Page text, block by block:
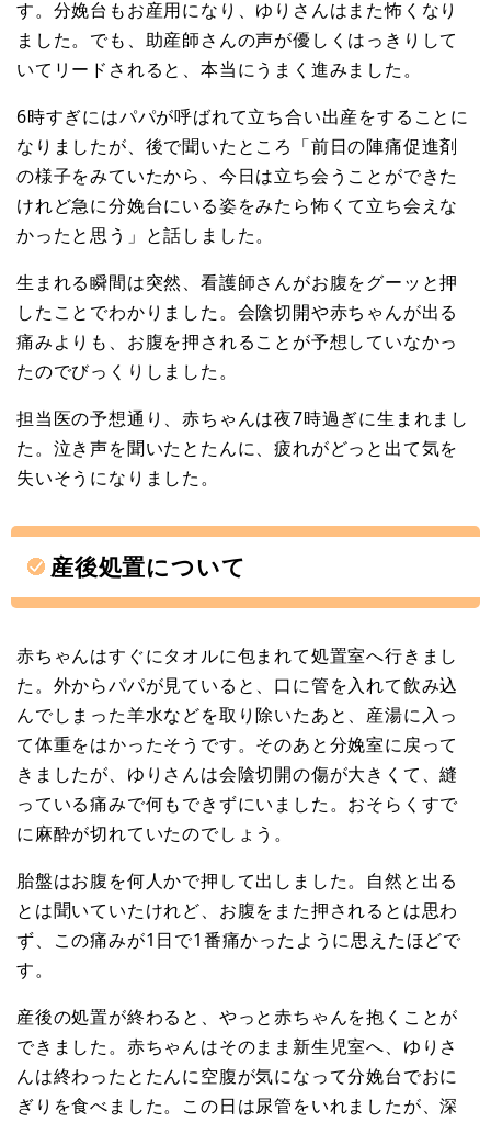
す。分娩台もお産用になり、ゆりさんはまた怖くなり
ました。でも、助産師さんの声が優しくはっきりして
いてリードされると、本当にうまく進みました。
6時すぎにはパパが呼ばれて立ち合い出産をすることに
なりましたが、後で聞いたところ「前日の陣痛促進剤
の様子をみていたから、今日は立ち会うことができた
けれど急に分娩台にいる姿をみたら怖くて立ち会えな
かったと思う」と話しました。
生まれる瞬間は突然、看護師さんがお腹をグーッと押
したことでわかりました。会陰切開や赤ちゃんが出る
痛みよりも、お腹を押されることが予想していなかっ
たのでびっくりしました。
担当医の予想通り、赤ちゃんは夜7時過ぎに生まれまし
た。泣き声を聞いたとたんに、疲れがどっと出て気を
失いそうになりました。
産後処置について
赤ちゃんはすぐにタオルに包まれて処置室へ行きまし
た。外からパパが見ていると、口に管を入れて飲み込
んでしまった羊水などを取り除いたあと、産湯に入っ
て体重をはかったそうです。そのあと分娩室に戻って
きましたが、ゆりさんは会陰切開の傷が大きくて、縫
っている痛みで何もできずにいました。おそらくすで
に麻酔が切れていたのでしょう。
胎盤はお腹を何人かで押して出しました。自然と出る
とは聞いていたけれど、お腹をまた押されるとは思わ
ず、この痛みが1日で1番痛かったように思えたほどで
す。
産後の処置が終わると、やっと赤ちゃんを抱くことが
できました。赤ちゃんはそのまま新生児室へ、ゆりさ
んは終わったとたんに空腹が気になって分娩台でおに
ぎりを食べました。この日は尿管をいれましたが、深